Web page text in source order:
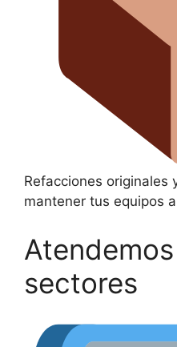
Refacciones originales
mantener tus equipos
sectores